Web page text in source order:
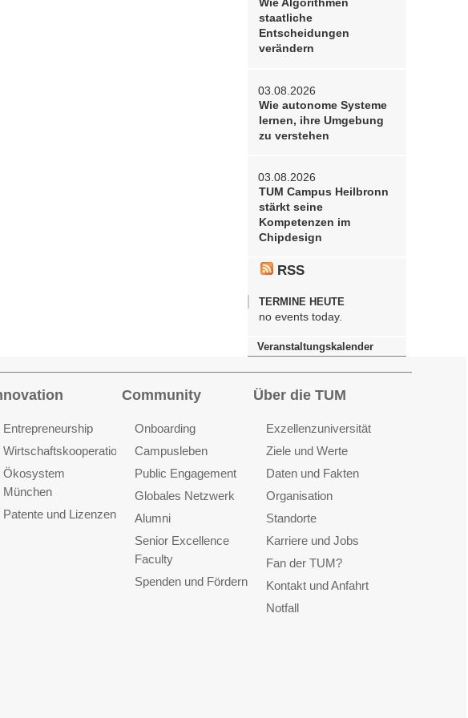
Wie Algorithmen
staatliche
Entscheidungen
verändern
03.08.2026
Wie autonome Systeme
lernen, ihre Umgebung
zu verstehen
03.08.2026
TUM Campus Heilbronn
stärkt seine
Kompetenzen im
Chipdesign
RSS
TERMINE HEUTE
no events today.
Veranstaltungskalender
Entrepreneurship
Wirtschaftskooperationen
Ökosystem
München
Patente und Lizenzen
Community
Onboarding
Campusleben
Public Engagement
Globales Netzwerk
Alumni
Senior Excellence
Faculty
Spenden und Fördern
Über die TUM
Exzellenzuniversität
Ziele und Werte
Daten und Fakten
Organisation
Standorte
Karriere und Jobs
Fan der TUM?
Kontakt und Anfahrt
Notfall